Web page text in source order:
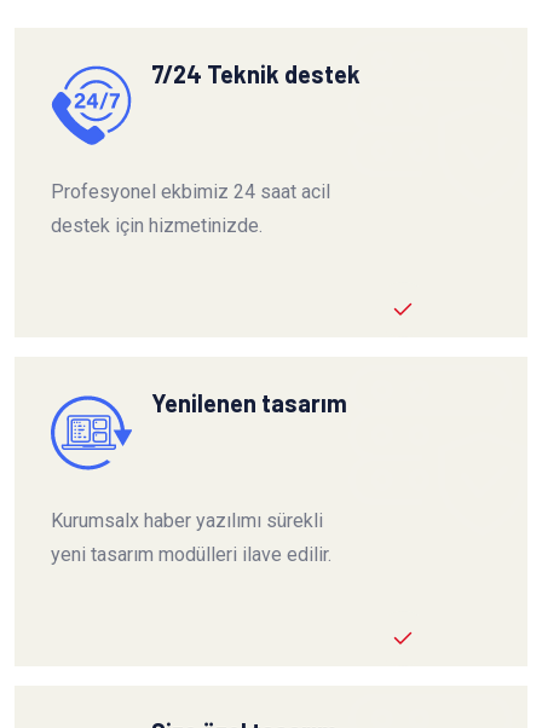
7/24 Teknik destek
Profesyonel ekbimiz 24 saat acil
destek için hizmetinizde.
Yenilenen tasarım
Kurumsalx haber yazılımı sürekli
yeni tasarım modülleri ilave edilir.